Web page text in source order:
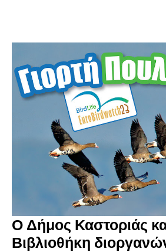
Ο Δήμος Καστοριάς
Βιβλιοθήκη